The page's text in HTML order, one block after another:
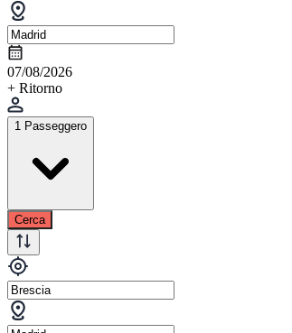
07/08/2026
+ Ritorno
1 Passeggero
Cerca